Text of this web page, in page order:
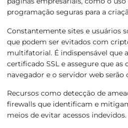
programação seguras para a
Constantemente sites e usuários
que podem ser evitados com
multifatorial. É indispensável que
certificado SSL e assegure que
navegador e o servidor web serão
Recursos como detecção de
firewalls que identificam e
meios de evitar acessos indevidos.